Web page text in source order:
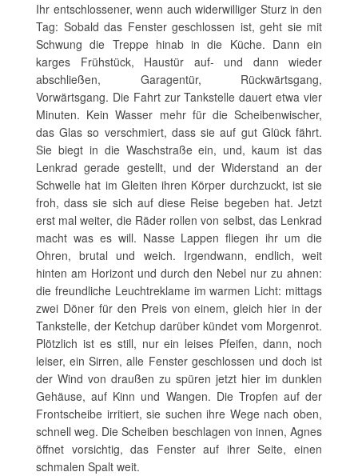
Ihr entschlossener, wenn auch widerwilliger Sturz in den
Tag: Sobald das Fenster geschlossen ist, geht sie mit
Schwung die Treppe hinab in die Küche. Dann ein
karges Frühstück, Haustür auf- und dann wieder
abschließen, Garagentür, Rückwärtsgang,
Vorwärtsgang. Die Fahrt zur Tankstelle dauert etwa vier
Minuten. Kein Wasser mehr für die Scheibenwischer,
das Glas so verschmiert, dass sie auf gut Glück fährt.
Sie biegt in die Waschstraße ein, und, kaum ist das
Lenkrad gerade gestellt, und der Widerstand an der
Schwelle hat im Gleiten ihren Körper durchzuckt, ist sie
froh, dass sie sich auf diese Reise begeben hat. Jetzt
erst mal weiter, die Räder rollen von selbst, das Lenkrad
macht was es will. Nasse Lappen fliegen ihr um die
Ohren, brutal und weich. Irgendwann, endlich, weit
hinten am Horizont und durch den Nebel nur zu ahnen:
die freundliche Leuchtreklame im warmen Licht: mittags
zwei Döner für den Preis von einem, gleich hier in der
Tankstelle, der Ketchup darüber kündet vom Morgenrot.
Plötzlich ist es still, nur ein leises Pfeifen, dann, noch
leiser, ein Sirren, alle Fenster geschlossen und doch ist
der Wind von draußen zu spüren jetzt hier im dunklen
Gehäuse, auf Kinn und Wangen. Die Tropfen auf der
Frontscheibe irritiert, sie suchen ihre Wege nach oben,
schnell weg. Die Scheiben beschlagen von innen, Agnes
öffnet vorsichtig, das Fenster auf ihrer Seite, einen
schmalen Spalt weit.